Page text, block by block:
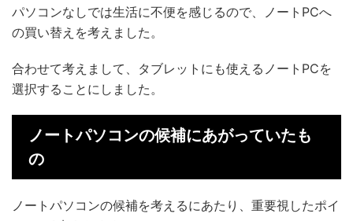
パソコンなしでは生活に不便を感じるので、ノートPCへ
の買い替えを考えました。
合わせて考えまして、タブレットにも使えるノートPCを
選択することにしました。
ノートパソコンの候補にあがっていたも
の
ノートパソコンの候補を考えるにあたり、重要視したポイ